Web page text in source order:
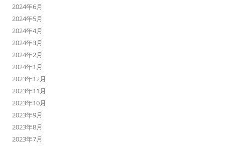
2024年6月
2024年5月
2024年4月
2024年3月
2024年2月
2024年1月
2023年12月
2023年11月
2023年10月
2023年9月
2023年8月
2023年7月